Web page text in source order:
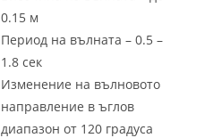
0.15 м
Период на вълната – 0.5 –
1.8 сек
Изменение на вълновото
направление в ъглов
диапазон от 120 градуса